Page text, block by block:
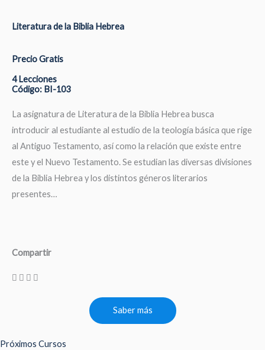
Literatura de la Biblia Hebrea
Precio Gratis
4 Lecciones
Código: BI-103
La asignatura de Literatura de la Biblia Hebrea busca
introducir al estudiante al estudio de la teología básica que rige
al Antiguo Testamento, así como la relación que existe entre
este y el Nuevo Testamento. Se estudian las diversas divisiones
de la Biblia Hebrea y los distintos géneros literarios
presentes…
Compartir
Saber más
Próximos Cursos